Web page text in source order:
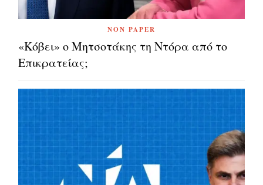
NON PAPER
«Κόβει» ο Μητσοτάκης τη Ντόρα από το
Επικρατείας;